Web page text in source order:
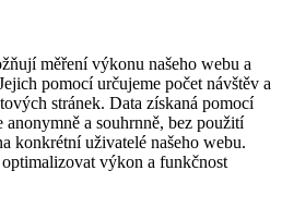
měření výkonu našeho webu a
pomocí určujeme počet návštěv a
stránek. Data získaná pomocí
anonymně a souhrnně, bez použití
konkrétní uživatelé našeho webu.
výkon a funkčnost